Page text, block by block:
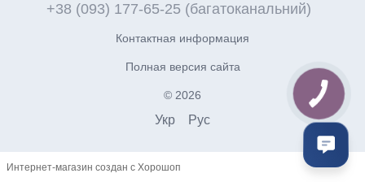
+38 (093) 177-65-25 (багатоканальний)
Контактная информация
Полная версия сайта
© 2026
Укр Рус
Интернет-магазин создан с Хорошоп